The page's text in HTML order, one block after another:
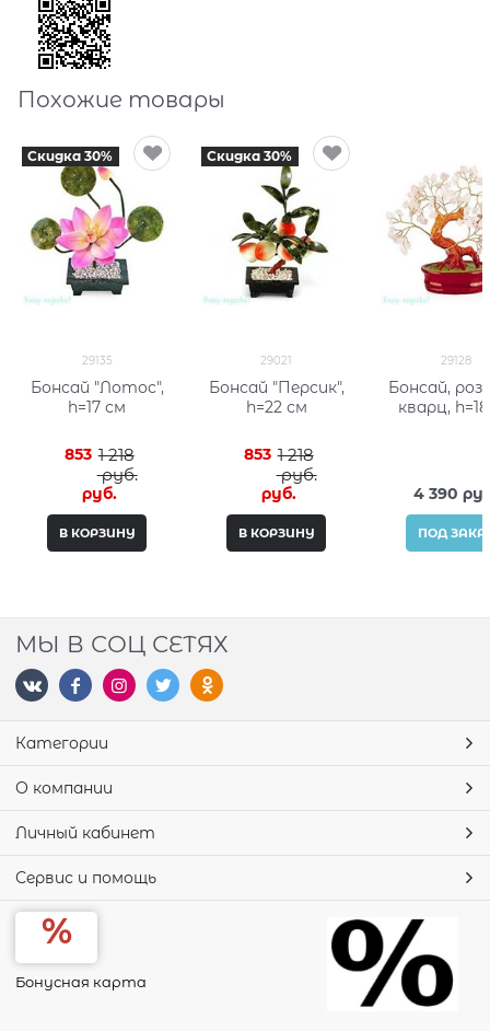
Похожие товары
Скидка 30%
29135
Бонсай "Лотос",
h=17 см
1 218
руб.
853
руб.
В КОРЗИНУ
Скидка 30%
29021
Бонсай "Персик",
h=22 см
1 218
руб.
853
руб.
В КОРЗИНУ
29128
Бонсай,
кварц,
4 390
ПОД
МЫ В СОЦ СЕТЯХ
Категории
О компании
Личный кабинет
Сервис и помощь
Бонусная карта